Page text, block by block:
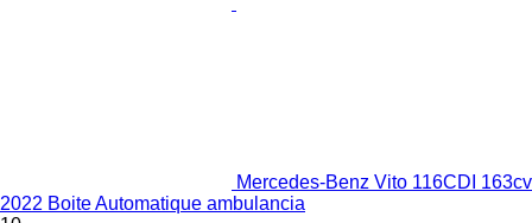
Mercedes-Benz Vito 116CDI 163cv
2022 Boite Automatique ambulancia